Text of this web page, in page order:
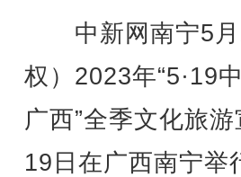
中新网南宁5月
权）2023年“5·19
广西”全季文化旅
19日在广西南宁举